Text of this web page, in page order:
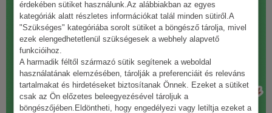
érdekében sütiket használunk.Az alábbiakban az egyes
kategóriák alatt részletes információkat talál minden sütiről.A
"Szükséges" kategóriába sorolt sütiket a böngésző tárolja, mivel
ezek elengedhetetlenül szükségesek a webhely alapvető
funkcióihoz.
A harmadik féltől származó sütik segítenek a weboldal
használatának elemzésében, tárolják a preferenciáit és releváns
tartalmakat és hirdetéseket biztosítanak Önnek. Ezeket a sütiket
csak az Ön előzetes beleegyezésével tároljuk a
böngészőjében.Eldöntheti, hogy engedélyezi vagy letiltja ezeket a